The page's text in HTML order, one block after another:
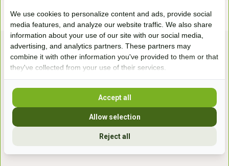
Bezoek onze
winkel
Handelsweg 6a
We use cookies to personalize content and ads, provide social
media features, and analyze our website traffic. We also share
information about your use of our site with our social media,
advertising, and analytics partners. These partners may
combine it with other information you've provided to them or that
they've collected from your use of their services.
Reject all
Allow selection
Accept all